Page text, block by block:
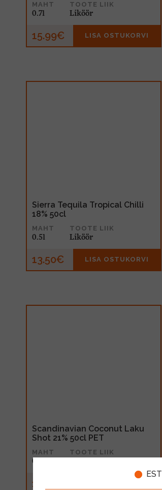
EST
MAHT
0.7l
TOOTE LIIK
Liköör
15.99€ LISA OSTUKORVI
Sierra Tequila Tropical Chilli
18% 50cl
MAHT
0.5l
TOOTE LIIK
Liköör
13.50€ LISA OSTUKORVI
Scandinavian Coconut Laku
Shot 21% 50cl PET
MAHT
0.5l
TOOTE LIIK
11.50€